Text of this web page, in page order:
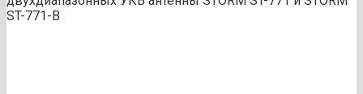
ST-771-B